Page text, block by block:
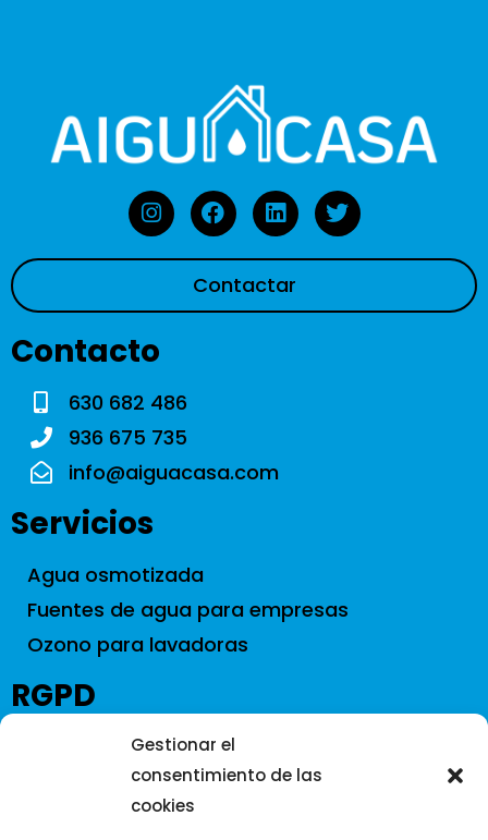
Gestionar el
consentimiento de las
cookies
Contactar
Contacto
630 682 486
936 675 735
info@aiguacasa.com
Servicios
Agua osmotizada
Fuentes de agua para empresas
Ozono para lavadoras
RGPD
Aviso Legal
Política de Cookies
Política de Privacidad